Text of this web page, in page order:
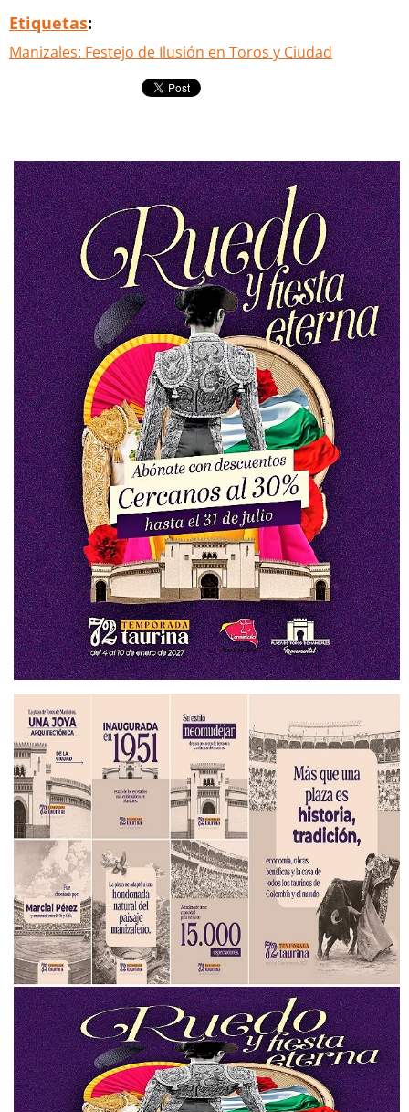
Etiquetas:
Manizales: Festejo de Ilusión en Toros y Ciudad